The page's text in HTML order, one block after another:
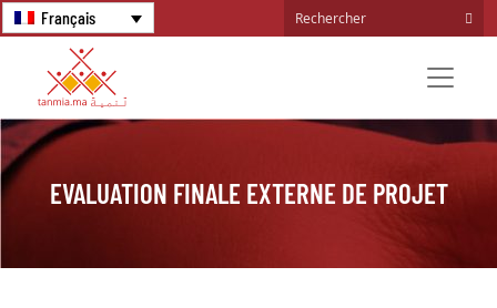
Français
EVALUATION FINALE EXTERNE DE PROJET